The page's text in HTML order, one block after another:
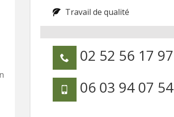
Travail de qualité
02 52 56 17 97
06 03 94 07 54